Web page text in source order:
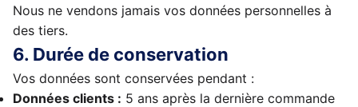
Nous ne vendons jamais vos données personnelles à
des tiers.
6. Durée de conservation
Vos données sont conservées pendant :
Données clients : 5 ans après la dernière commande